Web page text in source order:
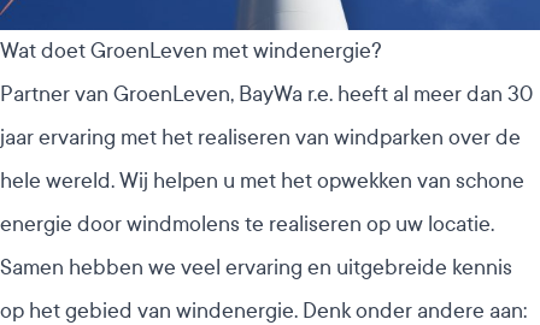
Wat doet GroenLeven met windenergie?
Partner van GroenLeven, BayWa r.e. heeft al meer dan 30
jaar ervaring met het realiseren van windparken over de
hele wereld. Wij helpen u met het opwekken van schone
energie door windmolens te realiseren op uw locatie.
Samen hebben we veel ervaring en uitgebreide kennis
op het gebied van windenergie. Denk onder andere aan: